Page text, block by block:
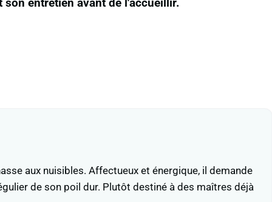
aux nuisibles. Affectueux et énergique, il demande
de son poil dur. Plutôt destiné à des maîtres déjà